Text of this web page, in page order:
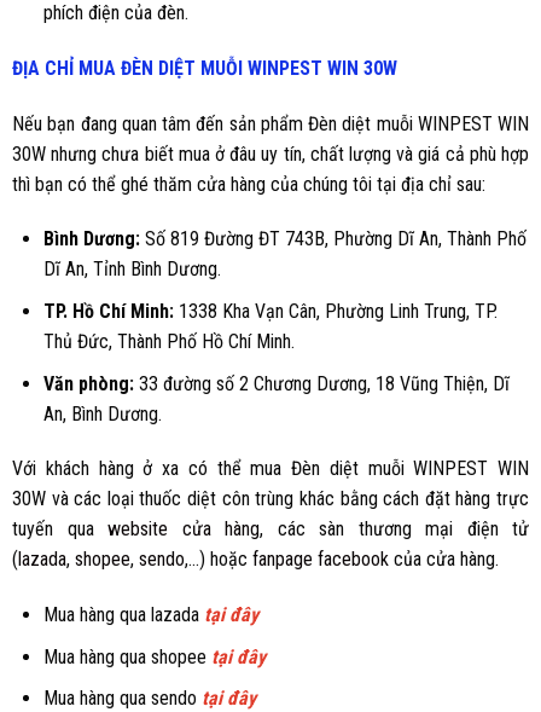
phích điện của đèn.
ĐỊA CHỈ MUA ĐÈN DIỆT MUỖI WINPEST WIN 30W
Nếu bạn đang quan tâm đến sản phẩm Đèn diệt muỗi WINPEST WIN
30W nhưng chưa biết mua ở đâu uy tín, chất lượng và giá cả phù hợp
thì bạn có thể ghé thăm cửa hàng của chúng tôi tại địa chỉ sau:
Bình Dương:Số 819 Đường ĐT 743B, Phường Dĩ An, Thành Phố
Dĩ An, Tỉnh Bình Dương.
TP. Hồ Chí Minh:1338 Kha Vạn Cân, Phường Linh Trung, TP.
Thủ Đức, Thành Phố Hồ Chí Minh.
Văn phòng:33 đường số 2 Chương Dương, 18 Vũng Thiện, Dĩ
An, Bình Dương.
Với khách hàng ở xa có thể mua Đèn diệt muỗi WINPEST WIN
30W và các loại thuốc diệt côn trùng khác bằng cách đặt hàng trực
tuyến qua website cửa hàng, các sàn thương mại điện tử
( lazada, shopee, sendo,...) hoặc fanpage facebook của cửa hàng.
Mua hàng qua lazada tại đây
Mua hàng qua shopee tại đây
Mua hàng qua sendo tại đây